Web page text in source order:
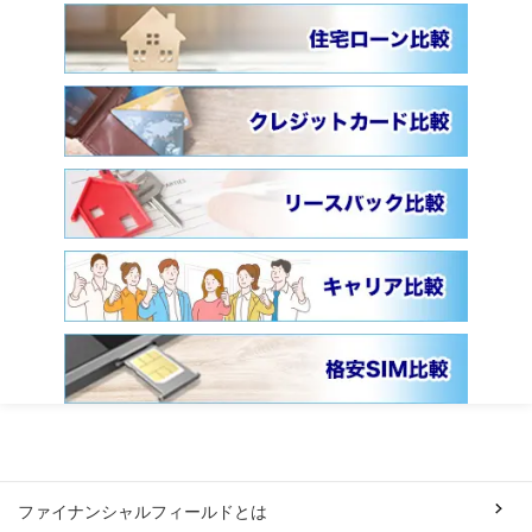
ファイナンシャルフィールドとは